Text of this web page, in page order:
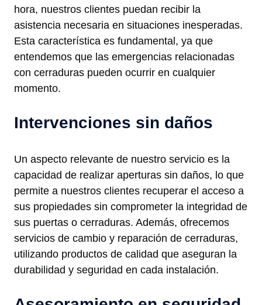
hora, nuestros clientes puedan recibir la
asistencia necesaria en situaciones inesperadas.
Esta característica es fundamental, ya que
entendemos que las emergencias relacionadas
con cerraduras pueden ocurrir en cualquier
momento.
Intervenciones sin daños
Un aspecto relevante de nuestro servicio es la
capacidad de realizar aperturas sin daños, lo que
permite a nuestros clientes recuperar el acceso a
sus propiedades sin comprometer la integridad de
sus puertas o cerraduras. Además, ofrecemos
servicios de cambio y reparación de cerraduras,
utilizando productos de calidad que aseguran la
durabilidad y seguridad en cada instalación.